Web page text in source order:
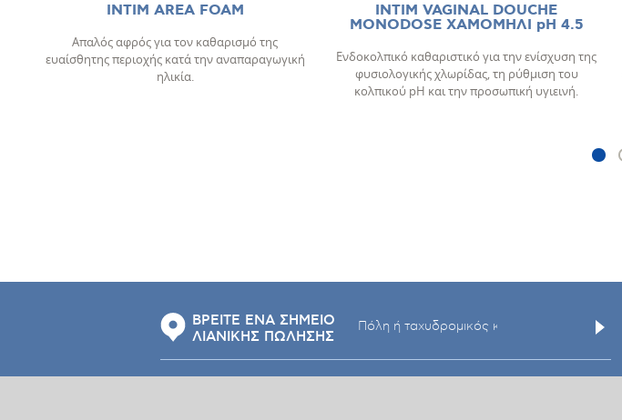
INTIM AREA FOAM
Απαλός αφρός για τον καθαρισμό της
ευαίσθητης περιοχής κατά την αναπαραγωγική
ηλικία.
INTIM VAGINAL DOUCHE
MONODOSE ΧΑΜΟΜΗΛΙ pH 4.5
Ενδοκολπικό καθαριστικό για την ενίσχυση της
φυσιολογικής χλωρίδας, τη ρύθμιση του
κολπικού pΗ και την προσωπική υγιεινή.
ΒΡΕΙΤΕ ΕΝΑ ΣΗΜΕΙΟ
ΛΙΑΝΙΚΗΣ ΠΩΛΗΣΗΣ